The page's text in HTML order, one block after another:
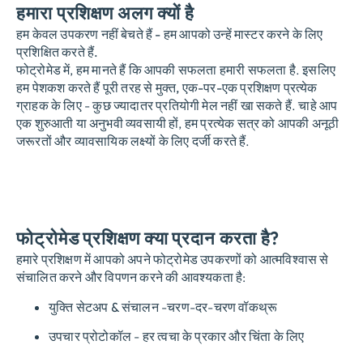
हमारा प्रशिक्षण अलग क्यों है
हम केवल उपकरण नहीं बेचते हैं - हम आपको उन्हें मास्टर करने के लिए
प्रशिक्षित करते हैं.
फोट्रोमेड में, हम मानते हैं कि आपकी सफलता हमारी सफलता है. इसलिए
हम पेशकश करते हैंपूरी तरह से मुक्त, एक-पर-एक प्रशिक्षणप्रत्येक
ग्राहक के लिए - कुछ ज्यादातर प्रतियोगी मेल नहीं खा सकते हैं. चाहे आप
एक शुरुआती या अनुभवी व्यवसायी हों, हम प्रत्येक सत्र को आपकी अनूठी
जरूरतों और व्यावसायिक लक्ष्यों के लिए दर्जी करते हैं.
फोट्रोमेड प्रशिक्षण क्या प्रदान करता है?
हमारे प्रशिक्षण में आपको अपने फोट्रोमेड उपकरणों को आत्मविश्वास से
संचालित करने और विपणन करने की आवश्यकता है:
युक्ति सेटअप & संचालन-चरण-दर-चरण वॉकथ्रू
उपचार प्रोटोकॉल - हर त्वचा के प्रकार और चिंता के लिए